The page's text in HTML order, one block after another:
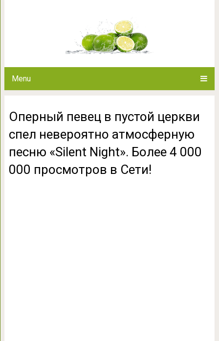
Menu
атмосферную песню
Оперный певец в пустой церкви
спел невероятно атмосферную
песню «Silent Night». Более 4 000
000 просмотров в Сети!